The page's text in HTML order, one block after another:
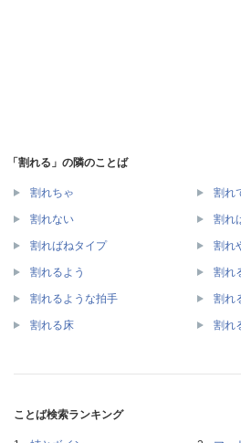
「割れる」の隣のことば
割れちゃ 割れ
割れない 割れ
割ればねタイプ 割れ
割れるよう 割れ
割れるような拍手 割れ
割れる床 割れ
ことば検索ランキング